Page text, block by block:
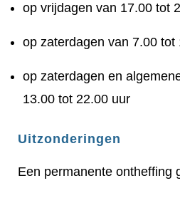
op vrijdagen van 17.00 tot
op zaterdagen van 7.00 tot
op zaterdagen en
13.00 tot 22.00 uur
Uitzonderingen
Een permanente ontheffing